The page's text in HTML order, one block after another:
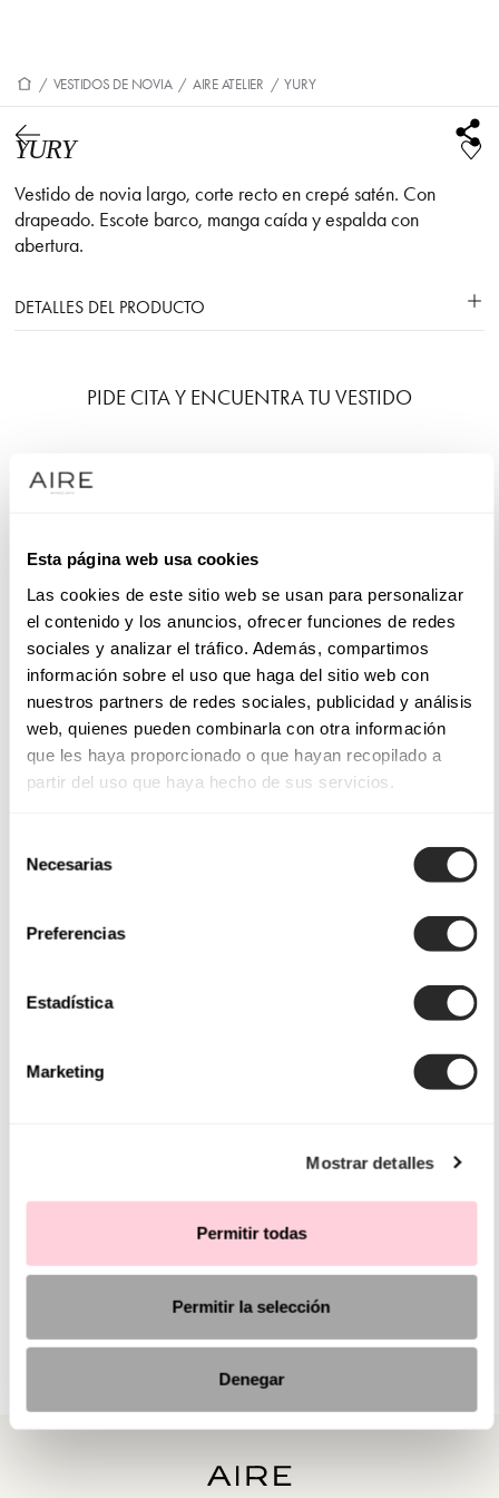
Esta página web usa cookies
Las cookies de este sitio web se usan para personalizar
el contenido y los anuncios, ofrecer funciones de redes
sociales y analizar el tráfico. Además, compartimos
información sobre el uso que haga del sitio web con
nuestros partners de redes sociales, publicidad y análisis
web, quienes pueden combinarla con otra información
que les haya proporcionado o que hayan recopilado a
partir del uso que haya hecho de sus servicios.
Necesarias
Preferencias
Estadística
Marketing
Mostrar detalles
Permitir todas
Permitir la selección
Denegar
/ VESTIDOS DE NOVIA / AIRE ATELIER / YURY
YURY
Vestido de novia largo, corte recto en crepé satén. Con
drapeado. Escote barco, manga caída y espalda con
abertura.
DETALLES DEL PRODUCTO
PIDE CITA Y ENCUENTRA TU VESTIDO